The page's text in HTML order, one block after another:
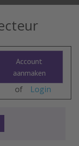
Account
aanmaken
of Login